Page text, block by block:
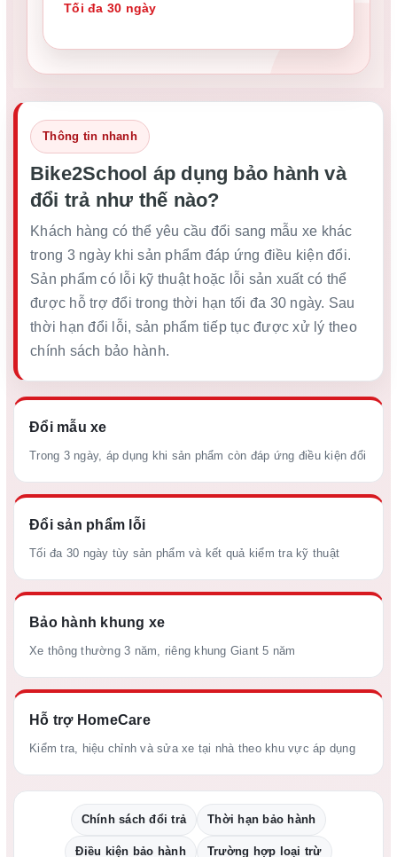
Tối đa 30 ngày
Thông tin nhanh
Bike2School áp dụng bảo hành và
đổi trả như thế nào?
Khách hàng có thể yêu cầu đổi sang mẫu xe khác
trong 3 ngày khi sản phẩm đáp ứng điều kiện đổi.
Sản phẩm có lỗi kỹ thuật hoặc lỗi sản xuất có thể
được hỗ trợ đổi trong thời hạn tối đa 30 ngày. Sau
thời hạn đổi lỗi, sản phẩm tiếp tục được xử lý theo
chính sách bảo hành.
Đổi mẫu xe
Trong 3 ngày, áp dụng khi sản phẩm còn đáp ứng điều kiện đổi
Đổi sản phẩm lỗi
Tối đa 30 ngày tùy sản phẩm và kết quả kiểm tra kỹ thuật
Bảo hành khung xe
Xe thông thường 3 năm, riêng khung Giant 5 năm
Hỗ trợ HomeCare
Kiểm tra, hiệu chỉnh và sửa xe tại nhà theo khu vực áp dụng
Chính sách đổi trả Thời hạn bảo hành
Điều kiện bảo hành Trường hợp loại trừ